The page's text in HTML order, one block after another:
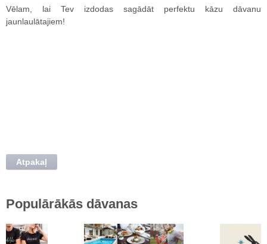
Vēlam, lai Tev izdodas sagādāt perfektu kāzu dāvanu
jaunlaulātajiem!
Atpakaļ
Populārākās dāvanas